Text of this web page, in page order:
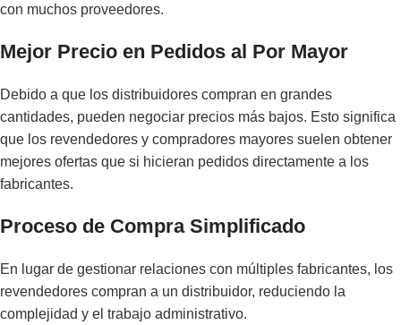
con muchos proveedores.
Mejor Precio en Pedidos al Por Mayor
Debido a que los distribuidores compran en grandes
cantidades, pueden negociar precios más bajos. Esto significa
que los revendedores y compradores mayores suelen obtener
mejores ofertas que si hicieran pedidos directamente a los
fabricantes.
Proceso de Compra Simplificado
En lugar de gestionar relaciones con múltiples fabricantes, los
revendedores compran a un distribuidor, reduciendo la
complejidad y el trabajo administrativo.